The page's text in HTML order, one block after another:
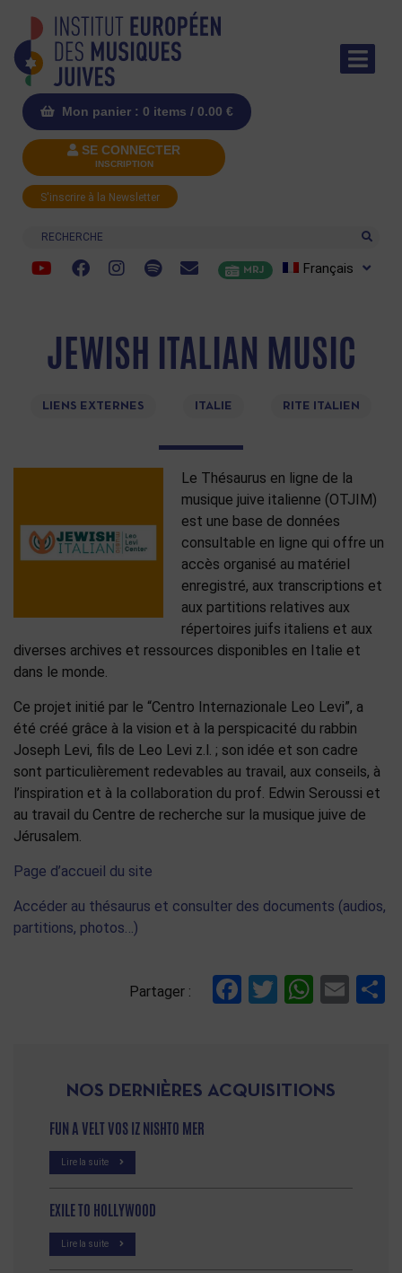
Mon panier : 0 items / 0.00 €
SE CONNECTER
INSCRIPTION
S'inscrire à la Newsletter
Recherche
MRJ Français
JEWISH ITALIAN MUSIC
LIENS EXTERNES ITALIE RITE ITALIEN
Le Thésaurus en ligne de la
musique juive italienne (OTJIM)
est une base de données
consultable en ligne qui offre un
accès organisé au matériel
enregistré, aux transcriptions et
aux partitions relatives aux
répertoires juifs italiens et aux
diverses archives et ressources disponibles en Italie et
dans le monde.
Ce projet initié par le “Centro Internazionale Leo Levi”, a
été créé grâce à la vision et à la perspicacité du rabbin
Joseph Levi, fils de Leo Levi z.l. ; son idée et son cadre
sont particulièrement redevables au travail, aux conseils, à
l’inspiration et à la collaboration du prof. Edwin Seroussi et
au travail du Centre de recherche sur la musique juive de
Jérusalem.
Page d’accueil du site
Accéder au thésaurus et consulter des documents (audios,
partitions, photos…)
Partager : Facebook
Twitter
NOS DERNIÈRES ACQUISITIONS
FUN A VELT VOS IZ NISHTO MER
Lire la suite
EXILE TO HOLLYWOOD
Lire la suite